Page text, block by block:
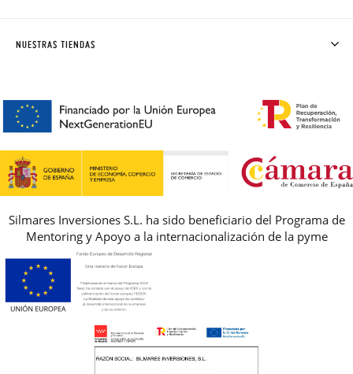
AVISO LEGAL, PRIVACIDAD Y COOKIES
REBAJAS
PREGUNTAS FRECUENTES
NUESTRAS TIENDAS
Silmares Inversiones S.L. ha sido beneficiario del Programa de
Mentoring y Apoyo a la internacionalización de la pyme